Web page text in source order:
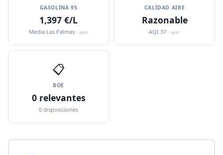
GASOLINA 95
1,397 €/L
Media Las Palmas · ayer
CALIDAD AIRE
Razonable
AQI 37 · ayer
📋
BOE
0 relevantes
0 disposiciones